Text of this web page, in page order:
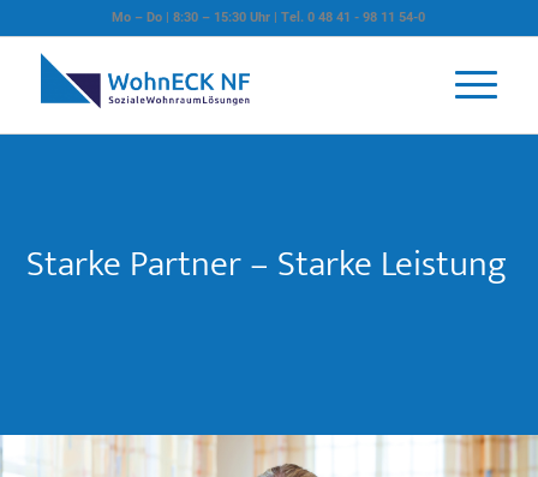
Mo – Do | 8:30 – 15:30 Uhr | Tel. 0 48 41 - 98 11 54-0
Starke Partner – Starke Leistung